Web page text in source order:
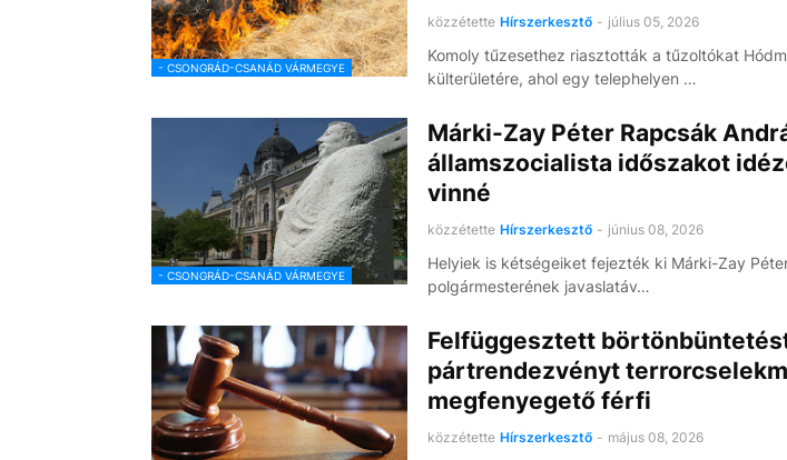
- CSONGRÁD-CSANÁD VÁRMEGYE
közzétette Hírszerkesztő - július 05, 2026
Komoly tűzesethez riasztották a tűzoltókat
külterületére, ahol egy telephelyen …
- CSONGRÁD-CSANÁD VÁRMEGYE
Márki-Zay Péter Rapcsák
államszocialista időszakot
vinné
közzétette Hírszerkesztő - június 08, 2026
Helyiek is kétségeiket fejezték ki Márki-Zay
polgármesterének javaslatáv…
Felfüggesztett
pártrendezvényt
megfenyegető férfi
közzétette Hírszerkesztő - május 08, 2026